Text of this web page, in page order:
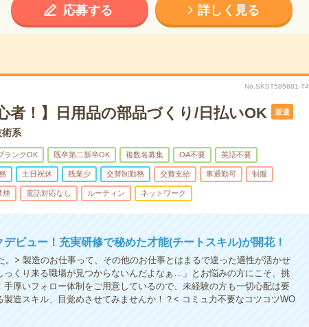
応募する 詳しく見る
No.SKST585681-T4
者！】日用品の部品づくり/日払いOK 派遣
術系
ランクOK 既卒第二新卒OK 複数名募集 OA不要 英語不要
土日祝休 残業少 交替制勤務 交費支給 車通勤可 制服
煙 電話対応なし ルーティン ネットワーク
ビュー！充実研修で秘めた才能(チートスキル)が開花！
> 製造のお仕事って、その他のお仕事とはまるで違った適性が活かせ
っくり来る職場が見つからないんだよなぁ…」とお悩みの方にこそ、挑
厚いフォロー体制をご用意しているので、未経験の方も一切心配は要
製造スキル、目覚めさせてみませんか！？< コミュ力不要なコツコツWO